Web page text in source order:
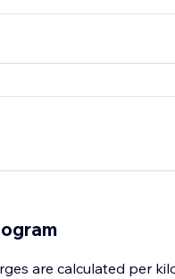
are calculated per